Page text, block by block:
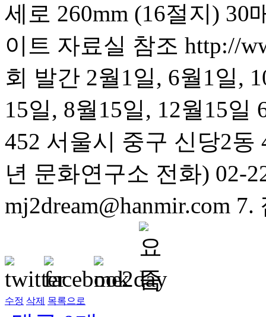
세로 260mm (16절지) 30
이트 자료실 참조 http://
회 발간 2월1일, 6월1일,
15일, 8월15일, 12월15일
452 서울시 중구 신당2동
년 문화연구소 전화) 02-
mj2dream@hanmir.com
수정 삭제 목록으로